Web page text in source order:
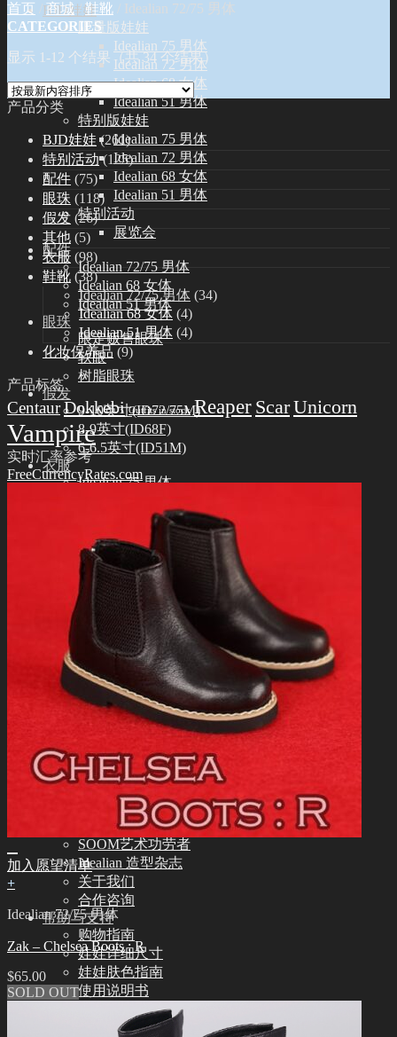
BJD娃娃
限量版娃娃
Idealian 75 男体
Idealian 72 男体
Idealian 68 女体
Idealian 51 男体
特别版娃娃
Idealian 75 男体
Idealian 72 男体
Idealian 68 女体
Idealian 51 男体
特别活动
展览会
配件
Idealian 72/75 男体
Idealian 68 女体
Idealian 51 男体
眼珠
限定贩售眼珠
软眼
树脂眼珠
假发
9-10英寸(ID72/75M)
8-9英寸(ID68F)
6-6.5英寸(ID51M)
衣服
Idealian 75 男体
Idealian 68 女体
Idealian 51 男体
Idealian 72/75 男体
Idealian 68 女体
Idealian 51 男体
其他
其他配饰品
娃娃支架ㆍ棉包
化妆保养品
保养工具
组装工具
修正工具
眼睫毛
社区
新闻ㆍ公告
Idealian 博客
SOOM艺术功劳者
Idealian 造型杂志
关于我们
合作咨询
帮助与支持
购物指南
娃娃详细尺寸
娃娃肤色指南
使用说明书
正版编号查询
常见问题 (FAQ)
首页 商城 / 鞋靴
Idealian 72/75 男体
CATEGORIES
显示 1-12 个结果（共 34 个结果）
产品分类
BJD娃娃 (261)
特别活动 (125)
配件 (75)
眼珠 (118)
假发 (26)
其他 (5)
衣服 (98)
鞋靴 (38)
Idealian 72/75 男体 (34)
Idealian 68 女体 (4)
Idealian 51 男体 (4)
化妆保养品 (9)
产品标签
CentaurDokkebi Outfits in stock Reaper ScarUnicorn
Vampire
实时汇率参考
FreeCurrencyRates.com
加入愿望清单
+
Idealian 72/75 男体
Zak – Chelsea Boots : R
$65.00
SOLD OUT